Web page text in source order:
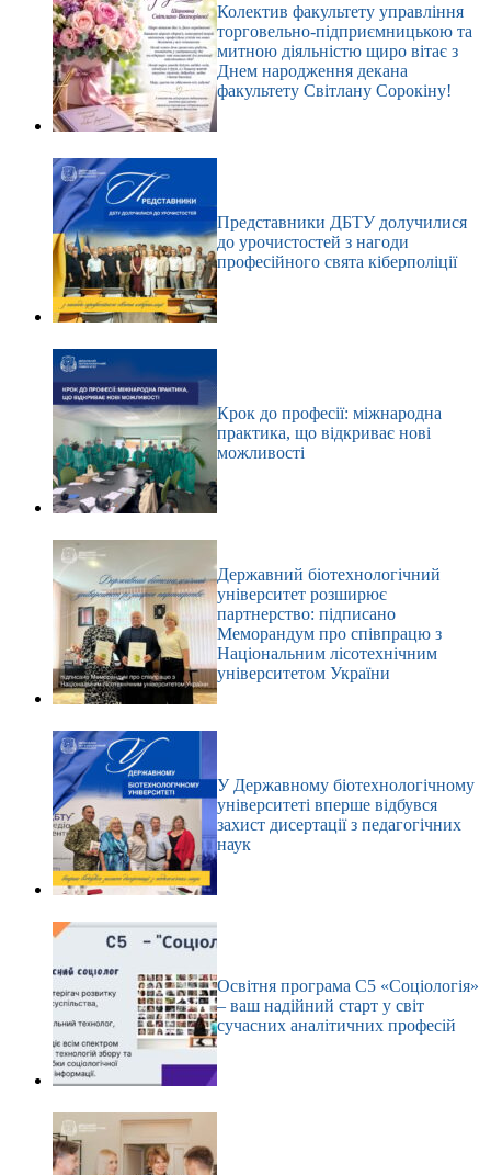
Колектив факультету управління
торговельно-підприємницькою та
митною діяльністю щиро вітає з
Днем народження декана
факультету Світлану Сорокіну!
Представники ДБТУ долучилися
до урочистостей з нагоди
професійного свята кіберполіції
Крок до професії: міжнародна
практика, що відкриває нові
можливості
Державний біотехнологічний
університет розширює
партнерство: підписано
Меморандум про співпрацю з
Національним лісотехнічним
університетом України
У Державному біотехнологічному
університеті вперше відбувся
захист дисертації з педагогічних
наук
Освітня програма С5 «Соціологія»
– ваш надійний старт у світ
сучасних аналітичних професій